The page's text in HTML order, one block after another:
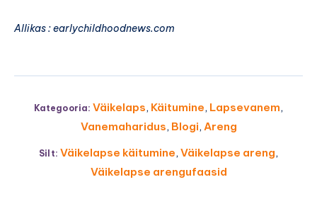
Allikas : earlychildhoodnews.com
Kategooria: Väikelaps, Käitumine, Lapsevanem,
Vanemaharidus, Blogi, Areng
Silt: Väikelapse käitumine, Väikelapse areng,
Väikelapse arengufaasid